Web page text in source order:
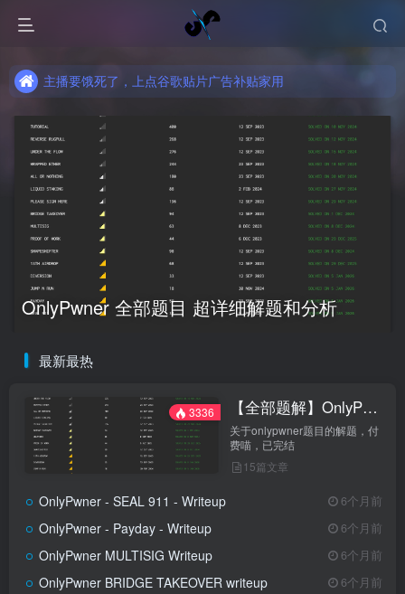
主播要饿死了，上点谷歌贴片广告补贴家用
主播要饿死了，上点谷歌贴片广告补贴家用
OnlyPwner 全部题目 超详细解题和分析
最新最热
3336 【全部题解】OnlyPwner
关于onlypwner题目的解题，付
费喵，已完结
15篇文章
OnlyPwner - SEAL 911 - Writeup 6个月前
OnlyPwner - Payday - Writeup 6个月前
OnlyPwner MULTISIG Writeup 6个月前
OnlyPwner BRIDGE TAKEOVER writeup 6个月前